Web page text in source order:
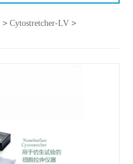
>Cytostretcher-LV >